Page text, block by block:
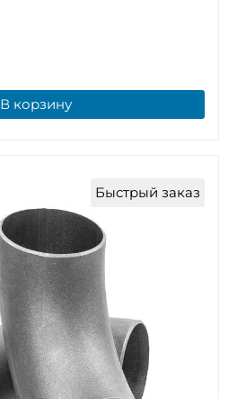
В корзину
Быстрый заказ